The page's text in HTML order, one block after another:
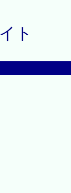
ト